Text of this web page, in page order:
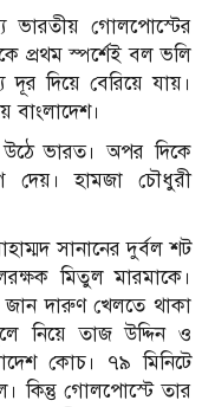
ভারতীয় গোলপোস্টের
প্রথম স্পর্শেই বল ভলি
দিয়ে বেরিয়ে যায়।
বাংলাদেশ।
ভারত। অপর দিকে
দেয়। হামজা চৌধুরী
সানানের দুর্বল শট
মিতুল মারমাকে।
জান দারুণ খেলতে থাকা
নিয়ে তাজ উদ্দিন ও
কোচ। ৭৯ মিনিটে
কিন্তু গোলপোস্টে তার